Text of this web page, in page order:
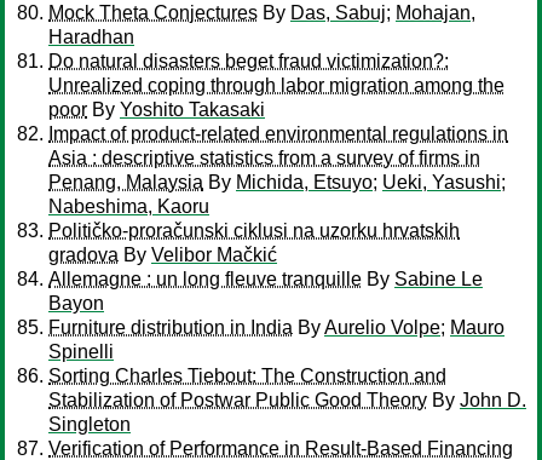
Mock Theta Conjectures By Das, Sabuj; Mohajan,
Haradhan
Do natural disasters beget fraud victimization?:
Unrealized coping through labor migration among the
poor By Yoshito Takasaki
Impact of product-related environmental regulations in
Asia : descriptive statistics from a survey of firms in
Penang, Malaysia By Michida, Etsuyo; Ueki, Yasushi;
Nabeshima, Kaoru
Političko-proračunski ciklusi na uzorku hrvatskih
gradova By Velibor Mačkić
Allemagne : un long fleuve tranquille By Sabine Le
Bayon
Furniture distribution in India ByAurelio Volpe; Mauro
Spinelli
Sorting Charles Tiebout: The Construction and
Stabilization of Postwar Public Good Theory By John D.
Singleton
Verification of Performance in Result-Based Financing